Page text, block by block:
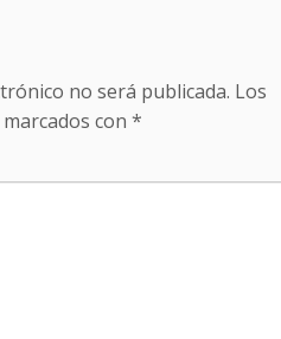
no será publicada. Los
con *